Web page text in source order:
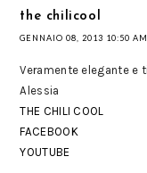
the chilicool
GENNAIO 08, 2013 10:50 AM
Veramente elegante e
Alessia
THE CHILI COOL
FACEBOOK
YOUTUBE